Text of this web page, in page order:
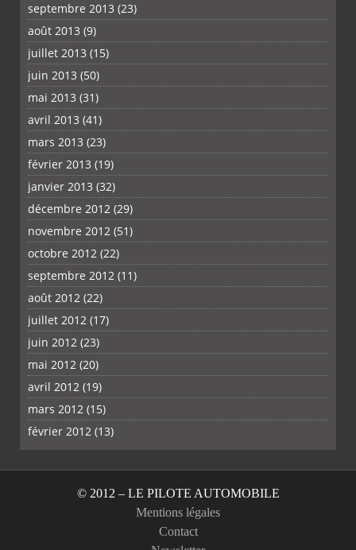
septembre 2013 (23)
août 2013 (9)
juillet 2013 (15)
juin 2013 (50)
mai 2013 (31)
avril 2013 (41)
mars 2013 (23)
février 2013 (19)
janvier 2013 (32)
décembre 2012 (29)
novembre 2012 (51)
octobre 2012 (22)
septembre 2012 (11)
août 2012 (22)
juillet 2012 (17)
juin 2012 (23)
mai 2012 (20)
avril 2012 (19)
mars 2012 (15)
février 2012 (13)
© 2012 – LE PILOTE AUTOMOBILE
Mentions légales
Contact